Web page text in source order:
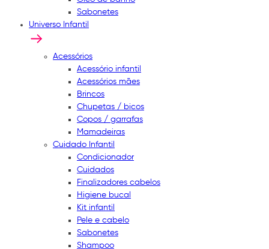
Sabonetes
Universo Infantil
Acessórios
Acessório infantil
Acessórios mães
Brincos
Chupetas / bicos
Copos / garrafas
Mamadeiras
Cuidado Infantil
Condicionador
Cuidados
Finalizadores cabelos
Higiene bucal
Kit infantil
Pele e cabelo
Sabonetes
Shampoo